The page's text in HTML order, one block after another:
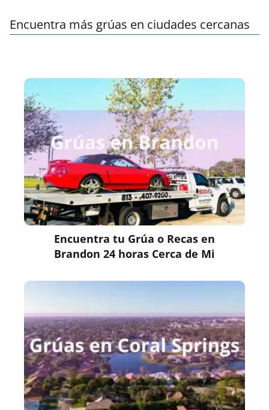
Encuentra más grúas en ciudades cercanas
Encuentra tu Grúa o Recas en
Brandon 24 horas Cerca de Mi